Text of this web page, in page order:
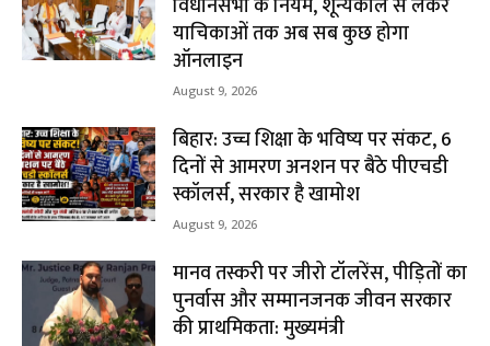
याचिकाओं तक अब सब कुछ होगा
ऑनलाइन
August 9, 2026
बिहार: उच्च शिक्षा के भविष्य पर संकट, 6
दिनों से आमरण अनशन पर बैठे पीएचडी
स्कॉलर्स, सरकार है खामोश
August 9, 2026
मानव तस्करी पर जीरो टॉलरेंस, पीड़ितों का
पुनर्वास और सम्मानजनक जीवन सरकार
की प्राथमिकता: मुख्यमंत्री